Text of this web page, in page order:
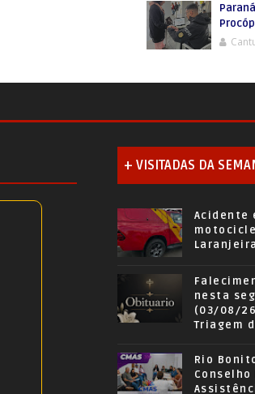
+ VISITADAS DA
Acidente
nesta
(03/08/
Triagem
Rio